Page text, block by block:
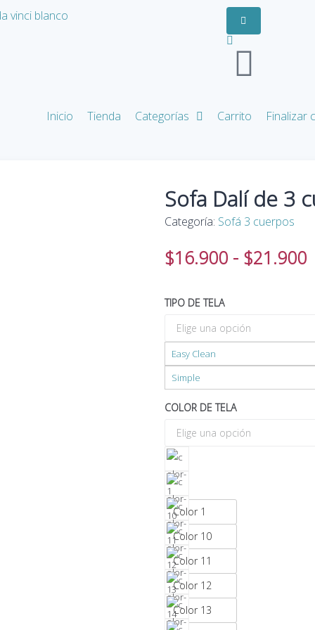
Inicio Tienda Categorías Carrito Finalizar
Sofa Dalí de 3
Categoría: Sofá 3 cuerpos
$16.900 - $21.900
TIPO DE TELA
Easy Clean
Simple
COLOR DE TELA
Color 1
Color 10
Color 11
Color 12
Color 13